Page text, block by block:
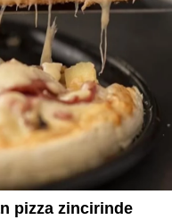
pizza zincirinde